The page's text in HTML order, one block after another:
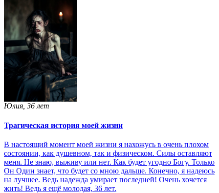
Юлия, 36 лет
Трагическая история моей жизни
В настоящий момент моей жизни я нахожусь в очень плохом
состоянии, как душевном, так и физическом. Силы оставляют
меня. Не знаю, выживу или нет. Как будет угодно Богу. Только
Он Один знает, что будет со мною дальше. Конечно, я надеюсь
на лучшее. Ведь надежда умирает последней! Очень хочется
жить! Ведь я ещё молодая, 36 лет.